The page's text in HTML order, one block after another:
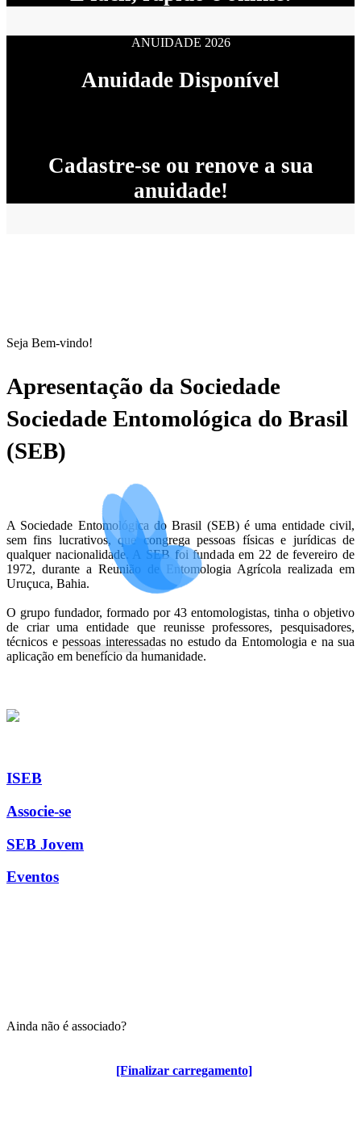
[Finalizar carregamento]
ANUIDADE 2026
Anuidade Disponível
Cadastre-se ou renove a sua
anuidade!
Seja Bem-vindo!
Apresentação da Sociedade
Sociedade Entomológica do Brasil
(SEB)
A Sociedade Entomológica do Brasil (SEB) é uma entidade civil,
sem fins lucrativos, que congrega pessoas físicas e jurídicas de
qualquer nacionalidade. A SEB foi fundada em 22 de fevereiro de
1972, durante a Reunião de Entomologia Agrícola realizada em
Uruçuca, Bahia.
O grupo fundador, formado por 43 entomologistas, tinha o objetivo
de criar uma entidade que reunisse professores, pesquisadores,
técnicos e pessoas interessadas no estudo da Entomologia e na sua
aplicação em benefício da humanidade.
ISEB
Associe-se
SEB Jovem
Eventos
Ainda não é associado?
Algumas vantagens para associados